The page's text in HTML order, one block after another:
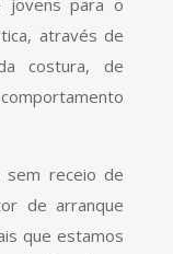
jovens para o
através de
costura, de
sem receio de
de arranque
que estamos